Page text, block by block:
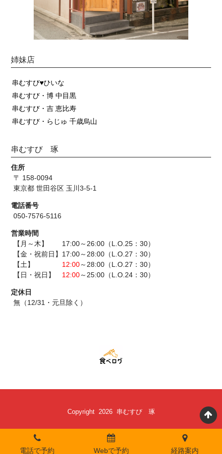
姉妹店
串むすび♥ひいな
串むすび・博 中目黒
串むすび・吉 恵比寿
串むすび・らじゅ 千歳烏山
串むすび 琢
住所
〒 158-0094
東京都 世田谷区 玉川3-5-1
電話番号
050-7576-5116
営業時間
【月～木】 17:00～26:00（L.O.25：30）
【金・祝前日】17:00～28:00（L.O.27：30）
【土】 12:00～28:00（L.O.27：30）
【日・祝日】 12:00～25:00（L.O.24：30）
定休日
無（12/31・元旦除く）
Copyright 2026 串むすび 琢
電話で予約 Webで予約 経路案内